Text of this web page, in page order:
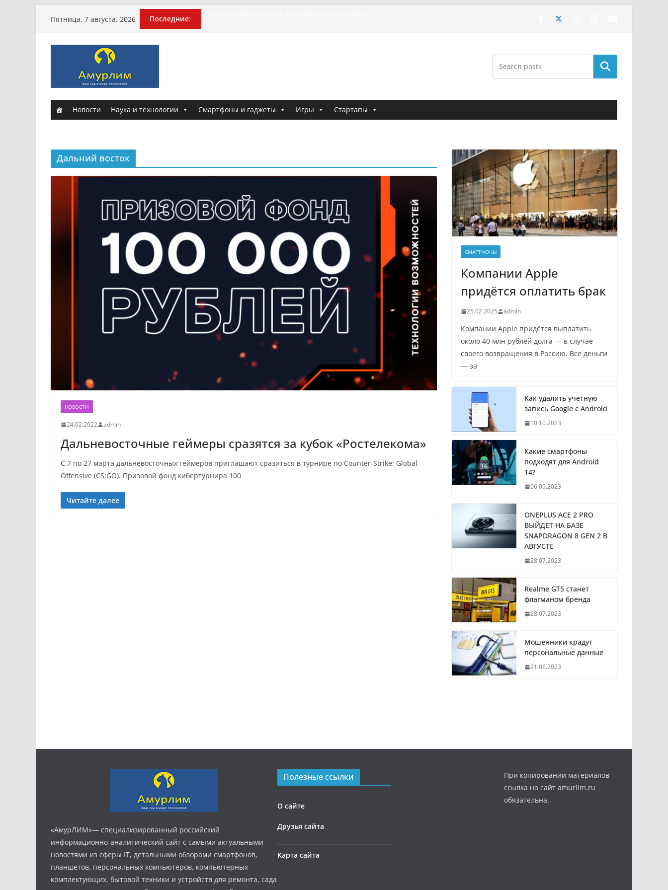
Пятница, 7 августа, 2026 Последние:
Поиск
Новости Наука и технологии Смартфоны и гаджеты Игры Стартапы
Дальний восток
НОВОСТИ
24.02.2022 admin
Дальневосточные геймеры сразятся за кубок «Ростелекома»
С 7 по 27 марта дальневосточных геймеров приглашают сразиться в турнире по Counter-Strike: Global
Offensive (CS:GO). Призовой фонд кибертурнира 100
Читайте далее
СМАРТФОНЫ
Компании Apple
придётся оплатить брак
25.02.2025 admin
Компании Apple придётся выплатить
около 40 млн рублей долга — в случае
своего возвращения в Россию. Все деньги
— за
Как удалить учетную
запись Google с Android
10.10.2023
Какие смартфоны
подходят для Android
14?
06.09.2023
ONEPLUS ACE 2 PRO
ВЫЙДЕТ НА БАЗЕ
SNAPDRAGON 8 GEN 2 В
АВГУСТЕ
28.07.2023
Realme GT5 станет
флагманом бренда
28.07.2023
Мошенники крадут
персональные данные
21.06.2023
«АмурЛИМ»— специализированный российский
информационно-аналитический сайт с самыми актуальными
новостями из сферы IT, детальными обзорами смартфонов,
планшетов, персональных компьютеров, компьютерных
комплектующих, бытовой техники и устройств для ремонта, сада
Полезные ссылки
О сайте
Друзья сайта
Карта сайта
При копировании материалов
ссылка на сайт amurlim.ru
обязательна.